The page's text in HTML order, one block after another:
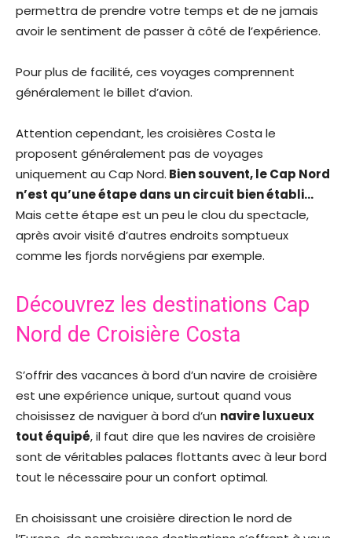
permettra de prendre votre temps et de ne jamais
avoir le sentiment de passer à côté de l’expérience.
Pour plus de facilité, ces voyages comprennent
généralement le billet d’avion.
Attention cependant, les croisières Costa le
proposent généralement pas de voyages
uniquement au Cap Nord. Bien souvent, le Cap Nord
n’est qu’une étape dans un circuit bien établi…
Mais cette étape est un peu le clou du spectacle,
après avoir visité d’autres endroits somptueux
comme les fjords norvégiens par exemple.
Découvrez les destinations Cap
Nord de Croisière Costa
S’offrir des vacances à bord d’un navire de croisière
est une expérience unique, surtout quand vous
choisissez de naviguer à bord d’un navire luxueux
tout équipé, il faut dire que les navires de croisière
sont de véritables palaces flottants avec à leur bord
tout le nécessaire pour un confort optimal.
En choisissant une croisière direction le nord de